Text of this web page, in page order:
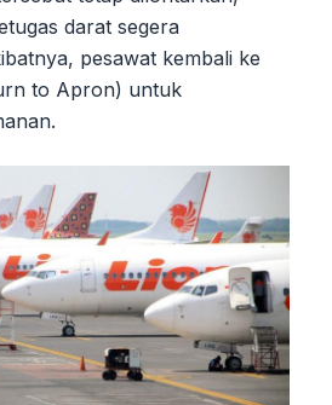
darat segera
pesawat kembali ke
to Apron) untuk